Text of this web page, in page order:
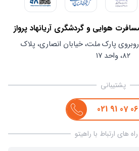
هوایی و گردشگری آریانهاد پرواز
پارک ملت، خیابان انصاری، پلاک
۸۲، واحد ۱۷
پشتیبانی
021 91 07 06
های ارتباط با راهیتو